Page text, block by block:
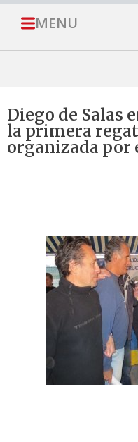
MENU
Diego de Salas
la primera
organizada por